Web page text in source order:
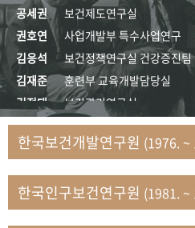
사진 아카이브 문서 기록물
50+1주년 기념
성과 50선 숫자로 보는 50년
세계와 함께 한 KIHASA
VR 역사관
공세권
보건제도연구실
권호연
사업개발부 특수사업연구
김응석
보건정책연구실 건강증진팀
김재준
훈련부 교육개발담당실
김정태
보건관리연구실
김지자
연구부 사회개발담당실
김태룡
조사평가부 연구과
문현상
가족복지연구실 인구가족연
박인화
보건정책연구실
한국보건개발연구원 (1976. ~
한국인구보건연구원 (1981. ~